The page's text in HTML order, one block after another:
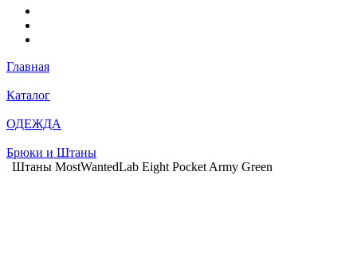
Главная
Каталог
ОДЕЖДА
Брюки и Штаны
Штаны MostWantedLab Eight Pocket Army Green